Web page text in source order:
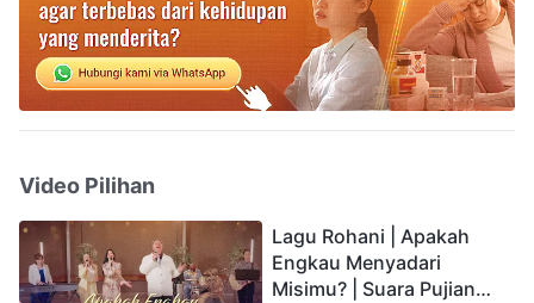
Video Pilihan
Lagu Rohani | Apakah
Engkau Menyadari
Misimu? | Suara Pujian